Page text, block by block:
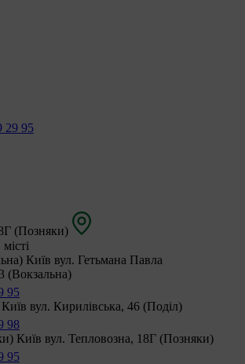
29 95
(Позняки)
Київ вул. Гетьмана Павла
(Вокзальна)
95
Київ вул. Кирилівська, 46 (Поділ)
98
Київ вул. Тепловозна, 18Г (Позняки)
95